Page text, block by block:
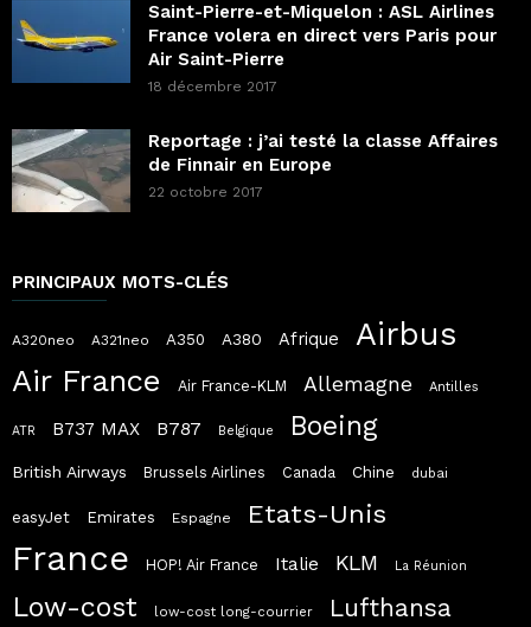
Saint-Pierre-et-Miquelon : ASL Airlines
France volera en direct vers Paris pour
Air Saint-Pierre
18 décembre 2017
Reportage : j’ai testé la classe Affaires
de Finnair en Europe
22 octobre 2017
PRINCIPAUX MOTS-CLÉS
A320neo A321neo A350 A380 Afrique Airbus
Air France Air France-KLM Allemagne Antilles
ATR B737 MAX B787 Belgique Boeing
British Airways Brussels Airlines Canada Chine dubai
easyJet Emirates Espagne Etats-Unis
France HOP! Air France Italie KLM La Réunion
Low-cost low-cost long-courrier Lufthansa